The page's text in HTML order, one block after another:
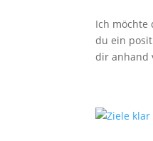
Ich möchte
du ein
dir anhand